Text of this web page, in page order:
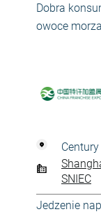
Dobra
owoce morza
SNIEC
Jedzenie